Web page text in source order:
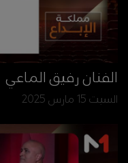
الفنان رفيق الماعي
السبت 15 مارس 2025